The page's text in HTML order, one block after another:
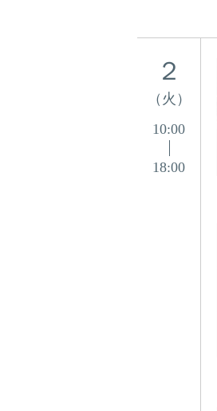
２
（火）
10:00
18:00